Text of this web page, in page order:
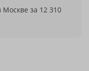
Москве за 12 310